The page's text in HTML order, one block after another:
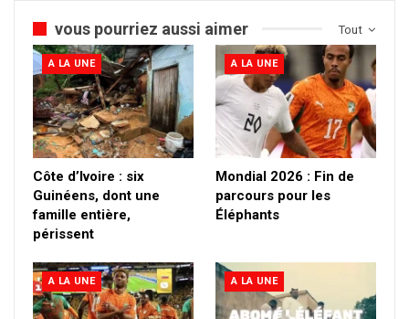
Tout
vous pourriez aussi aimer
A LA UNE
Côte d’Ivoire : six
Guinéens, dont une
famille entière,
périssent
A LA UNE
Mondial 2026 : Fin de
parcours pour les
Éléphants
A LA UNE A LA UNE